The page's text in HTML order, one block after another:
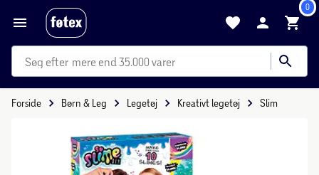
0
mere end 35.000 varer
Forside Børn & Leg Legetøj Kreativt legetøj Slim